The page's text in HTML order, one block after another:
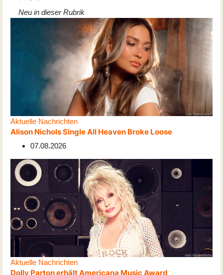
Neu in dieser Rubrik
Aktuelle Nachrichten
Alison Nichols Single All Heaven Broke Loose
07.08.2026
Aktuelle Nachrichten
Dolly Parton erhält Americana Music Award